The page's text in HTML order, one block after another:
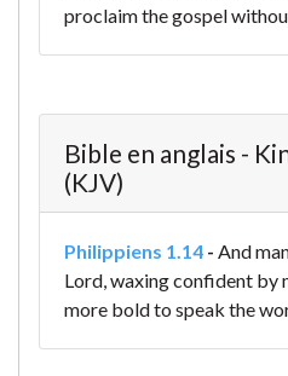
proclaim the gospel
Bible en anglais -
(KJV)
Philippiens 1.14 - And
Lord, waxing confident by
more bold to speak the